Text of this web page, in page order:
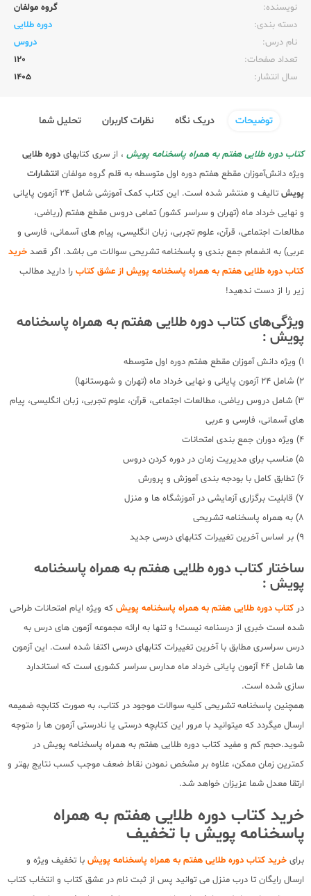
نویسنده:‌
گروه مولفان
دسته بندی:
دوره طلایی
نام درس:
دروس
تعداد صفحات:‌
120
سال انتشار:‌
1405
توضیحات دریک نگاه نظرات کاربران تحلیل شما
کتاب دوره طلایی هفتم به همراه پاسخنامه پویش ، از سری کتابهای دوره طلایی
ویژه دانش‌آموزان مقطع هفتم دوره اول متوسطه به قلم گروه مولفان انتشارات
پویش
تالیف و منتشر شده است. این کتاب کمک آموزشی شامل 24 آزمون پایانی
و نهایی خرداد ماه (تهران و سراسر کشور) تمامی دروس مقطع هفتم (ریاضی،
مطالعات اجتماعی، قرآن، علوم تجربی، زبان انگلیسی، پیام های آسمانی، فارسی و
عربی) به انضمام جمع بندی و پاسخنامه تشریحی سوالات می باشد. اگر قصد خرید
کتاب دوره طلایی هفتم به همراه پاسخنامه پویش از عشق کتاب را دارید مطالب
زیر را از دست ندهید!
ویژگی‌های کتاب دوره طلایی هفتم به همراه پاسخنامه
پویش :
1) ویژه دانش آموزان مقطع هفتم دوره اول متوسطه
2) شامل 24 آزمون پایانی و نهایی خرداد ماه (تهران و شهرستانها)
3) شامل دروس ریاضی، مطالعات اجتماعی، قرآن، علوم تجربی، زبان انگلیسی، پیام
های آسمانی، فارسی و عربی
4) ویژه دوران جمع بندی امتحانات
5) مناسب برای مدیریت زمان در دوره کردن دروس
6) تطابق کامل با بودجه بندی آموزش و پرورش
7) قابلیت برگزاری آزمایشی در آموزشگاه ها و منزل
8) به همراه پاسخنامه تشریحی
9) بر اساس آخرین تغییرات کتابهای درسی جدید
ساختار کتاب دوره طلایی هفتم به همراه پاسخنامه
پویش :
در کتاب دوره طلایی هفتم به همراه پاسخنامه پویش که ویژه ایام امتحانات طراحی
شده است خبری از درسنامه نیست! و تنها به ارائه مجموعه آزمون های درس به
درس سراسری مطابق با آخرین تغییرات کتابهای درسی اکتفا شده است. این آزمون
ها شامل 44 آزمون پایانی خرداد ماه مدارس سراسر کشوری است که استاندارد
سازی شده است.
همچنین پاسخنامه تشریحی کلیه سوالات موجود در کتاب، به صورت کتابچه ضمیمه
ارسال میگردد که میتوانید با مرور این کتابچه درستی یا نادرستی آزمون ها را متوجه
شوید.حجم کم و مفید کتاب دوره طلایی هفتم به همراه پاسخنامه پویش در
کمترین زمان ممکن، علاوه بر مشخص نمودن نقاط ضعف موجب کسب نتایج بهتر و
ارتقا معدل شما عزیزان خواهد شد.
خرید کتاب دوره طلایی هفتم به همراه
پاسخنامه پویش با تخفیف
برای خرید کتاب دوره طلایی هفتم به همراه پاسخنامه پویش با تخفیف ویژه و
ارسال رایگان تا درب منزل می توانید پس از ثبت نام در عشق کتاب و انتخاب کتاب